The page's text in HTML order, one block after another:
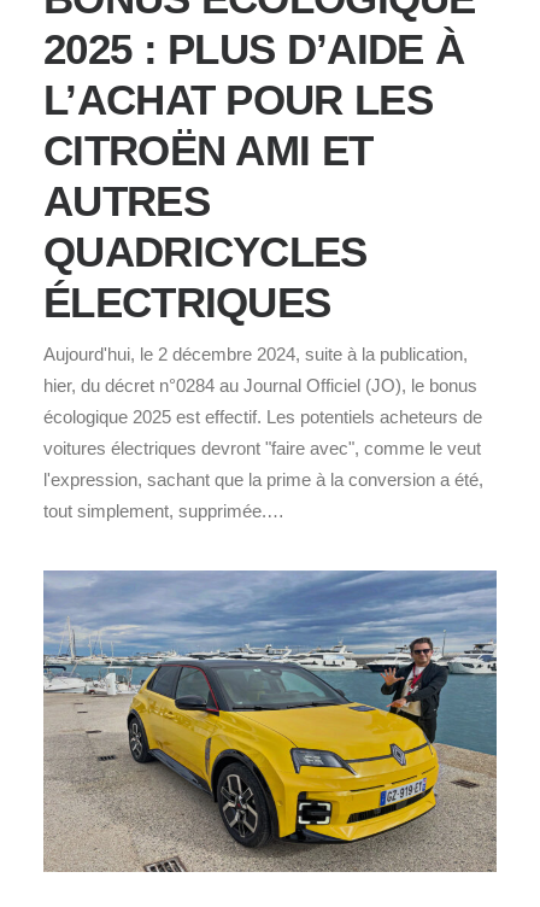
2025 : PLUS D’AIDE À
L’ACHAT POUR LES
CITROËN AMI ET
AUTRES
QUADRICYCLES
ÉLECTRIQUES
Aujourd'hui, le 2 décembre 2024, suite à la publication,
hier, du décret n°0284 au Journal Officiel (JO), le bonus
écologique 2025 est effectif. Les potentiels acheteurs de
voitures électriques devront "faire avec", comme le veut
l'expression, sachant que la prime à la conversion a été,
tout simplement, supprimée.…